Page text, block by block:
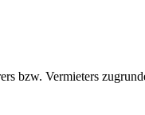
bzw. Vermieters